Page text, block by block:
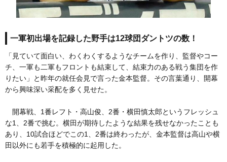
一軍初出場を記録した野手は12球団ダントツの数！
「見ていて面白い、わくわくするようなチームを作り、監督やコー
チ、一軍も二軍もフロントも結束して、結束力のある戦う集団を作
りたい」と昨年の就任会見で言った金本監督。その言葉通り、開幕
から興味深い采配を多く見せた。
開幕戦、1番レフト・高山俊、2番・横田慎太郎というフレッシュ
な1、2番で挑む。横田が期待したような結果を残せなかったことも
あり、10試合ほどでこの1、2番は終わったが、金本監督は高山や横
田以外にも若手を積極的に起用した。